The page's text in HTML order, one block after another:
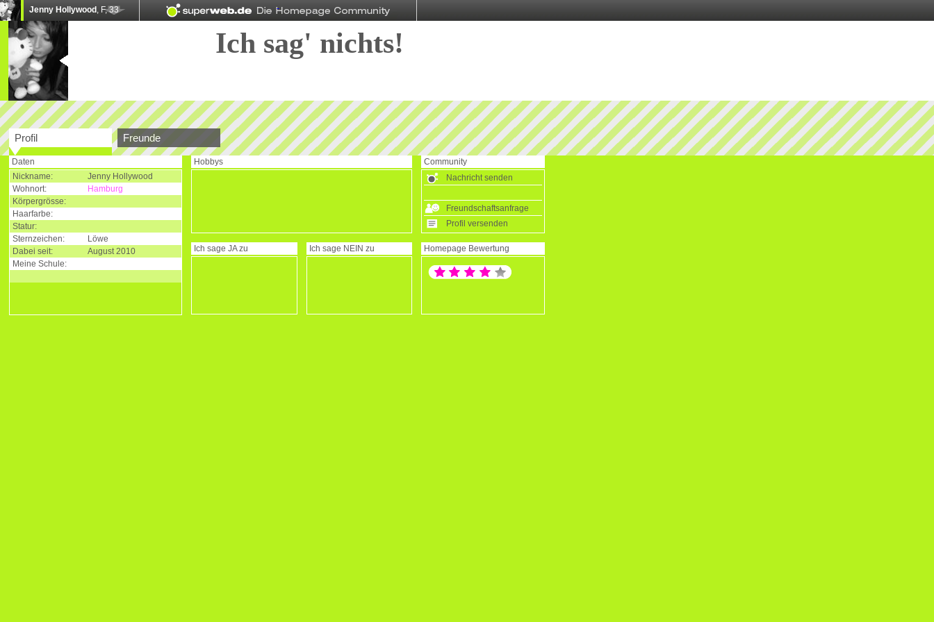
Jenny Hollywood , F, 33
Ich sag' nichts!
Profil Freunde
Daten
Nickname:
Jenny Hollywood
Wohnort:
Hamburg
Körpergrösse:
Haarfarbe:
Statur:
Sternzeichen:
Löwe
Dabei seit:
August 2010
Meine Schule:
Hobbys
Community
Nachricht senden
Freundschaftsanfrage
Profil versenden
Ich sage JAzu Ich sage NEIN zu Homepage Bewertung